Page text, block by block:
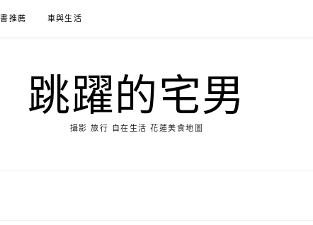
推薦 車與生活
跳躍的宅男
攝影 旅行 自在生活 花蓮美食地圖